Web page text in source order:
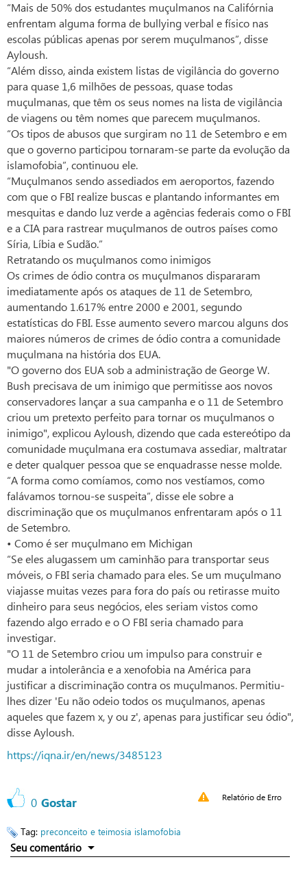
“Mais de 50% dos estudantes muçulmanos na Califórnia
enfrentam alguma forma de bullying verbal e físico nas
escolas públicas apenas por serem muçulmanos”, disse
Ayloush.
“Além disso, ainda existem listas de vigilância do governo
para quase 1,6 milhões de pessoas, quase todas
muçulmanas, que têm os seus nomes na lista de vigilância
de viagens ou têm nomes que parecem muçulmanos.
“Os tipos de abusos que surgiram no 11 de Setembro e em
que o governo participou tornaram-se parte da evolução da
islamofobia”, continuou ele.
“Muçulmanos sendo assediados em aeroportos, fazendo
com que o FBI realize buscas e plantando informantes em
mesquitas e dando luz verde a agências federais como o FBI
e a CIA para rastrear muçulmanos de outros países como
Síria, Líbia e Sudão.”
Retratando os muçulmanos como inimigos
Os crimes de ódio contra os muçulmanos dispararam
imediatamente após os ataques de 11 de Setembro,
aumentando 1.617% entre 2000 e 2001, segundo
estatísticas do FBI. Esse aumento severo marcou alguns dos
maiores números de crimes de ódio contra a comunidade
muçulmana na história dos EUA.
"O governo dos EUA sob a administração de George W.
Bush precisava de um inimigo que permitisse aos novos
conservadores lançar a sua campanha e o 11 de Setembro
criou um pretexto perfeito para tornar os muçulmanos o
inimigo", explicou Ayloush, dizendo que cada estereótipo da
comunidade muçulmana era costumava assediar, maltratar
e deter qualquer pessoa que se enquadrasse nesse molde.
“A forma como comíamos, como nos vestíamos, como
falávamos tornou-se suspeita”, disse ele sobre a
discriminação que os muçulmanos enfrentaram após o 11
de Setembro.
• Como é ser muçulmano em Michigan
“Se eles alugassem um caminhão para transportar seus
móveis, o FBI seria chamado para eles. Se um muçulmano
viajasse muitas vezes para fora do país ou retirasse muito
dinheiro para seus negócios, eles seriam vistos como
fazendo algo errado e o O FBI seria chamado para
investigar.
"O 11 de Setembro criou um impulso para construir e
mudar a intolerância e a xenofobia na América para
justificar a discriminação contra os muçulmanos. Permitiu-
lhes dizer 'Eu não odeio todos os muçulmanos, apenas
aqueles que fazem x, y ou z', apenas para justificar seu ódio",
disse Ayloush.
https://iqna.ir/en/news/3485123
0 Gostar Relatório de Erro
Tag: preconceito e teimosia islamofobia
Seu comentário